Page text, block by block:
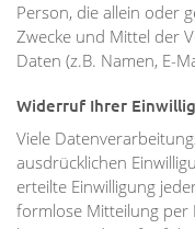
Person, die allein oder
Zwecke und Mittel der
Daten (z.B. Namen, E-
Widerruf Ihrer
Viele
ausdrücklichen
erteilte Einwilligung
formlose Mitteilung per